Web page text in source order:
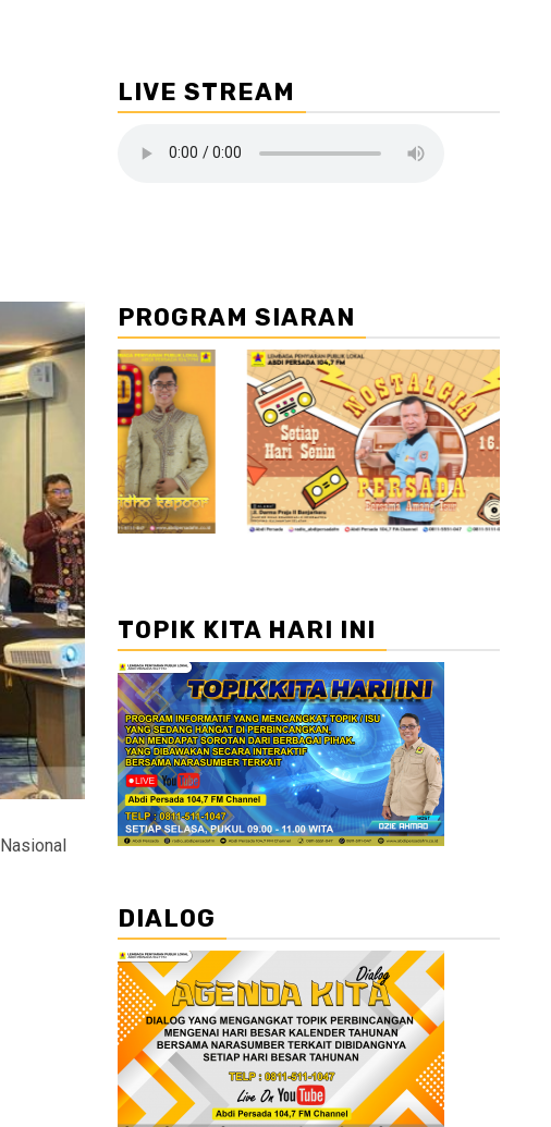
LIVE STREAM
PROGRAM SIARAN
//4 //5
TOPIK KITA HARI INI
DIALOG